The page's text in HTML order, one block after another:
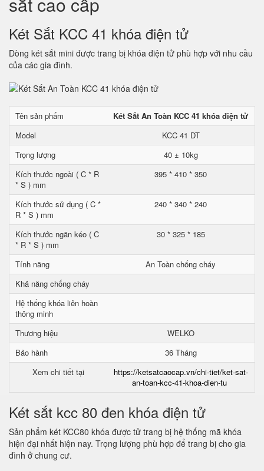
Két Sắt KCC 41 khóa điện tử
Dòng két sắt mini được trang bị khóa điện tử phù hợp với nhu cầu
của các gia đình.
Tên sản phẩm
Két Sắt An Toàn KCC 41 khóa điện tử
Model
KCC 41 DT
Trọng lượng
40 ± 10kg
Kích thước ngoài ( C * R
* S ) mm
395 * 410 * 350
Kích thước sử dụng ( C *
R * S ) mm
240 * 340 * 240
Kích thước ngăn kéo ( C
* R * S ) mm
30 * 325 * 185
Tính năng
An Toàn chống cháy
Khả năng chống cháy
Hệ thống khóa liên hoàn
thông minh
Thương hiệu
WELKO
Bảo hành
36 Tháng
Xem chi tiết tại
https://ketsatcaocap.vn/chi-tiet/ket-sat-
an-toan-kcc-41-khoa-dien-tu
Két sắt kcc 80 đen khóa điện tử
Sản phẩm két KCC80 khóa được tử trang bị hệ thống mã khóa
hiện đại nhất hiện nay. Trọng lượng phù hợp để trang bị cho gia
đình ở chung cư.